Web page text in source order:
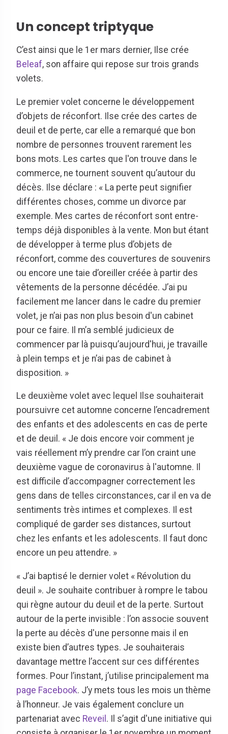
Un concept triptyque
C’est ainsi que le 1er mars dernier, Ilse crée
Beleaf, son affaire qui repose sur trois grands
volets.
Le premier volet concerne le développement
d’objets de réconfort. Ilse crée des cartes de
deuil et de perte, car elle a remarqué que bon
nombre de personnes trouvent rarement les
bons mots. Les cartes que l'on trouve dans le
commerce, ne tournent souvent qu’autour du
décès. Ilse déclare : « La perte peut signifier
différentes choses, comme un divorce par
exemple. Mes cartes de réconfort sont entre-
temps déjà disponibles à la vente. Mon but étant
de développer à terme plus d’objets de
réconfort, comme des couvertures de souvenirs
ou encore une taie d’oreiller créée à partir des
vêtements de la personne décédée. J’ai pu
facilement me lancer dans le cadre du premier
volet, je n’ai pas non plus besoin d'un cabinet
pour ce faire. Il m’a semblé judicieux de
commencer par là puisqu’aujourd'hui, je travaille
à plein temps et je n’ai pas de cabinet à
disposition. »
Le deuxième volet avec lequel Ilse souhaiterait
poursuivre cet automne concerne l’encadrement
des enfants et des adolescents en cas de perte
et de deuil. « Je dois encore voir comment je
vais réellement m’y prendre car l’on craint une
deuxième vague de coronavirus à l'automne. Il
est difficile d’accompagner correctement les
gens dans de telles circonstances, car il en va de
sentiments très intimes et complexes. Il est
compliqué de garder ses distances, surtout
chez les enfants et les adolescents. Il faut donc
encore un peu attendre. »
« J’ai baptisé le dernier volet « Révolution du
deuil ». Je souhaite contribuer à rompre le tabou
qui règne autour du deuil et de la perte. Surtout
autour de la perte invisible : l’on associe souvent
la perte au décès d'une personne mais il en
existe bien d’autres types. Je souhaiterais
davantage mettre l’accent sur ces différentes
formes. Pour l’instant, j’utilise principalement ma
page Facebook. J’y mets tous les mois un thème
à l’honneur. Je vais également conclure un
partenariat avec Reveil . Il s’agit d'une initiative qui